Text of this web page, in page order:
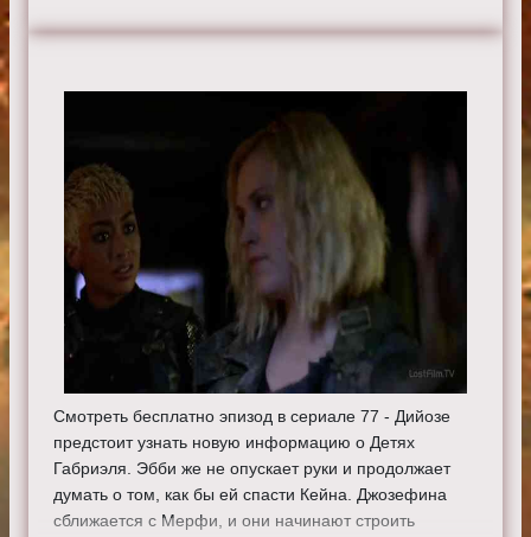
Смотреть бесплатно эпизод в сериале 77 - Дийозе
предстоит узнать новую информацию о Детях
Габриэля. Эбби же не опускает руки и продолжает
думать о том, как бы ей спасти Кейна. Джозефина
сближается с Мерфи, и они начинают строить